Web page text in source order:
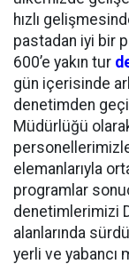
hızlı
pastadan iyi bir
600’e yakın tur
gün içerisinde
denetimden
Müdürlüğü
elemanlarıyla
programlar
denetimlerimizi
alanlarında
yerli ve yabancı